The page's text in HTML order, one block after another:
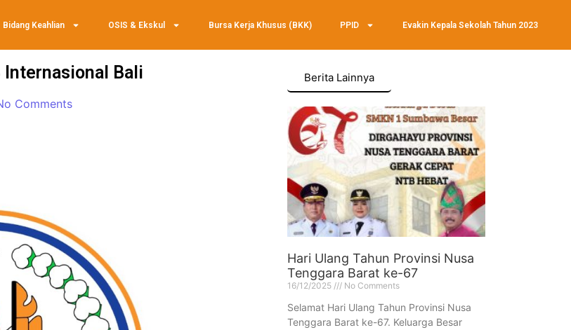
Bidang Keahlian OSIS & Ekskul Bursa Kerja Khusus (BKK) PPID Evakin Kepala Sekolah Tahun 2023
Bali
Comments
Berita Lainnya
Hari Ulang Tahun Provinsi Nusa
Tenggara Barat ke-67
16/12/2025 No Comments
Selamat Hari Ulang Tahun Provinsi Nusa
Tenggara Barat ke-67. Keluarga Besar